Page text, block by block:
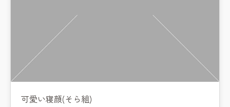
可愛い寝顔(そら組)